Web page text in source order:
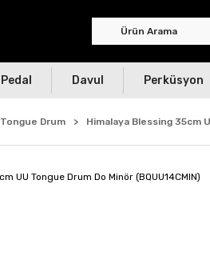
Pedal Davul Perküsyon
Tongue Drum Himalaya Blessing 35cm